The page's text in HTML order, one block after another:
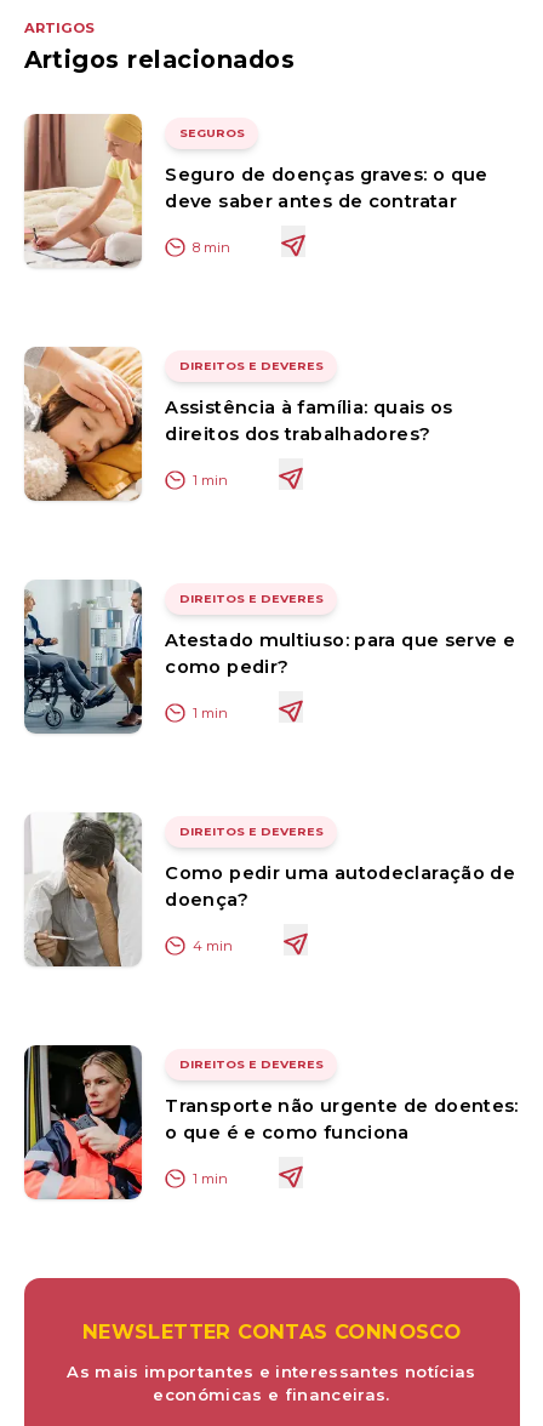
ARTIGOS
Artigos relacionados
SEGUROS
Seguro de doenças graves: o que
deve saber antes de contratar
8 min
DIREITOS E DEVERES
Assistência à família: quais os
direitos dos trabalhadores?
1 min
DIREITOS E DEVERES
Atestado multiuso: para que serve e
como pedir?
1 min
DIREITOS E DEVERES
Como pedir uma autodeclaração de
doença?
4 min
DIREITOS E DEVERES
Transporte não urgente de doentes:
o que é e como funciona
1 min
NEWSLETTER CONTAS CONNOSCO
As mais importantes e interessantes notícias
económicas e financeiras.